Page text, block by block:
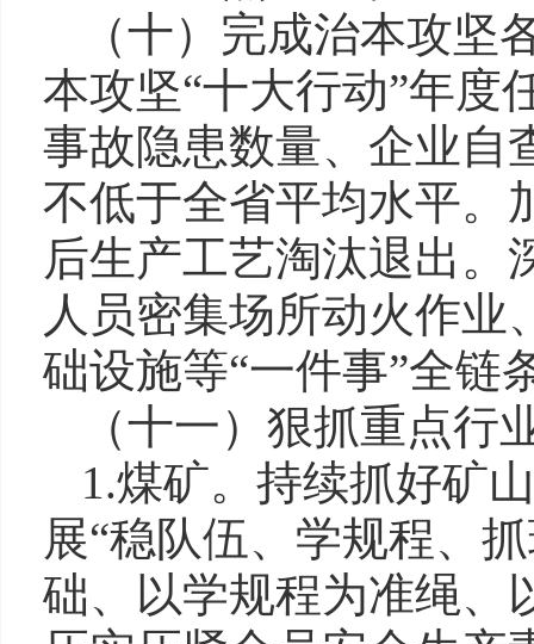
（十）完成治本攻
本攻坚“十大行动”年度
事故隐患数量、企业自
不低于全省平均水平。
后生产工艺淘汰退出。
人员密集场所动火作业
础设施等“一件事”全链
（十一）狠抓重点行
1.煤矿。持续抓好矿
展“稳队伍、学规程、
础、以学规程为准绳、